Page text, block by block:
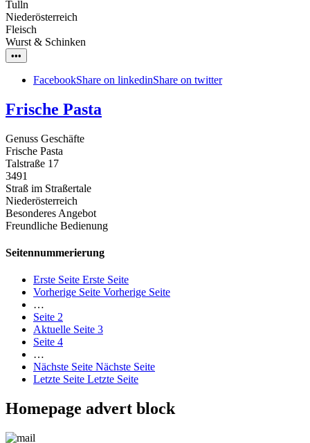
Tulln
Niederösterreich
Fleisch
Wurst & Schinken
•••
FacebookShare on linkedinShare on twitter
Frische Pasta
Genuss Geschäfte
Frische Pasta
Talstraße 17
3491
Straß im Straßertale
Niederösterreich
Besonderes Angebot
Freundliche Bedienung
Seitennummerierung
Erste Seite Erste Seite
Vorherige Seite Vorherige Seite
…
Seite 2
Aktuelle Seite 3
Seite 4
…
Nächste Seite Nächste Seite
Letzte Seite Letzte Seite
Homepage advert block